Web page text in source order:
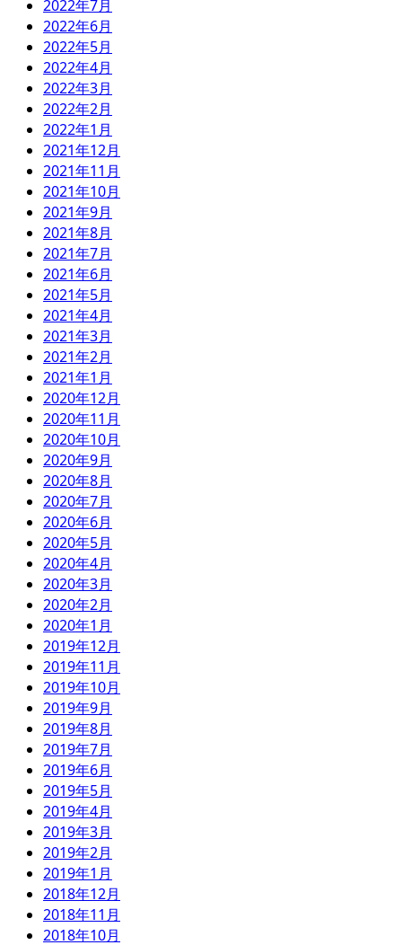
2022年7月
2022年6月
2022年5月
2022年4月
2022年3月
2022年2月
2022年1月
2021年12月
2021年11月
2021年10月
2021年9月
2021年8月
2021年7月
2021年6月
2021年5月
2021年4月
2021年3月
2021年2月
2021年1月
2020年12月
2020年11月
2020年10月
2020年9月
2020年8月
2020年7月
2020年6月
2020年5月
2020年4月
2020年3月
2020年2月
2020年1月
2019年12月
2019年11月
2019年10月
2019年9月
2019年8月
2019年7月
2019年6月
2019年5月
2019年4月
2019年3月
2019年2月
2019年1月
2018年12月
2018年11月
2018年10月